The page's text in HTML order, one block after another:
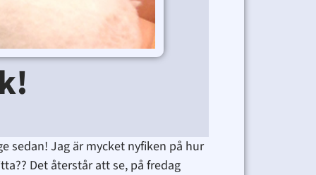
sedan! Jag är mycket nyfiken på hur
Det återstår att se, på fredag